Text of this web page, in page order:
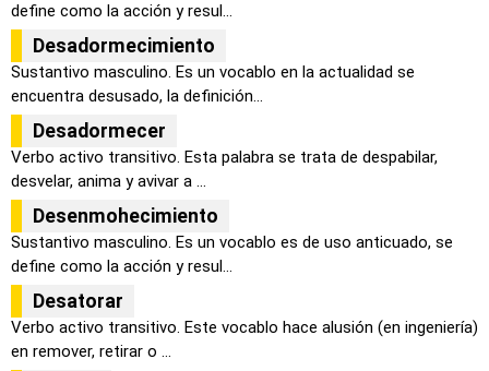
define como la acción y resul...
Desadormecimiento
Sustantivo masculino. Es un vocablo en la actualidad se
encuentra desusado, la definición...
Desadormecer
Verbo activo transitivo. Esta palabra se trata de despabilar,
desvelar, anima y avivar a ...
Desenmohecimiento
Sustantivo masculino. Es un vocablo es de uso anticuado, se
define como la acción y resul...
Desatorar
Verbo activo transitivo. Este vocablo hace alusión (en ingeniería)
en remover, retirar o ...